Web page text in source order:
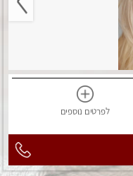
לפרטים נוספים